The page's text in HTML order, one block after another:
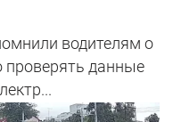
водителям о
проверять данные